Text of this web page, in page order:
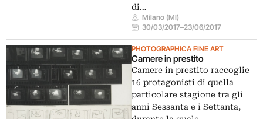
di…
Milano (MI)
30/03/2017–23/06/2017
PHOTOGRAPHICA FINE ART
Camere in prestito
Camere in prestito raccoglie
16 protagonisti di quella
particolare stagione tra gli
anni Sessanta e i Settanta,